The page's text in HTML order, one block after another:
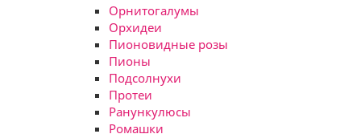
Орнитогалумы
Орхидеи
Пионовидные розы
Пионы
Подсолнухи
Протеи
Ранункулюсы
Ромашки